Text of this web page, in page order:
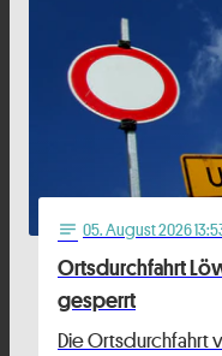
notes 05. August 2026
Ortsdurchfahrt
gesperrt
Die Ortsdurchfahrt